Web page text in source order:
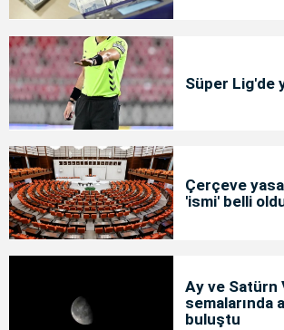
Süper Lig'de
Çerçeve
'ismi' belli
Ay ve Satürn
semalarında
buluştu